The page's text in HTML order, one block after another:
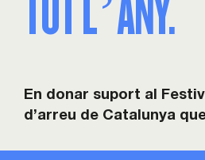
TOT L’ANY.
En donar suport al
d’arreu de Catalunya